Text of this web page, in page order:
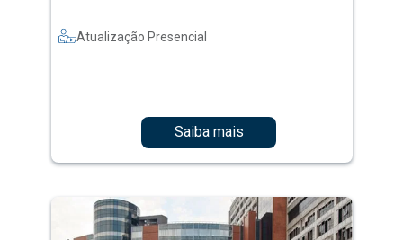
Atualização Presencial
Saiba mais